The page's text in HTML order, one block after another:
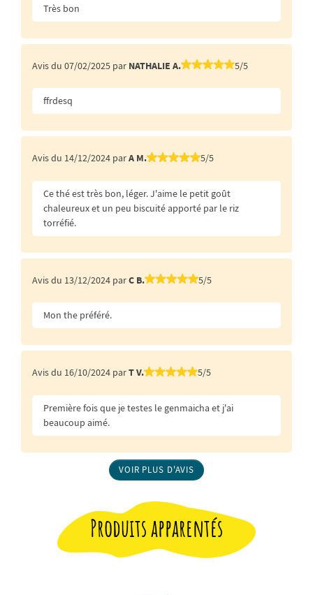
Très bon
Avis du 07/02/2025 par NATHALIE A. 5/5
ffrdesq
Avis du 14/12/2024 parA M. 5/5
Ce thé est très bon, léger. J'aime le petit goût
chaleureux et un peu biscuité apporté par le riz
torréfié.
Avis du 13/12/2024 parC B. 5/5
Mon the préféré.
Avis du 16/10/2024 parT V. 5/5
Première fois que je testes le genmaicha et j'ai
beaucoup aimé.
VOIR PLUS D'AVIS
Produits apparentés